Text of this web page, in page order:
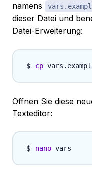
namens
dieser Datei und
Datei-Erweiterung:
cp
Öffnen Sie diese
Texteditor:
nano